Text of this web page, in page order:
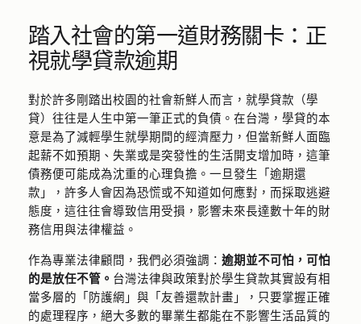
踏入社會的第一道財務關卡：正
視就學貸款逾期
對於許多剛踏出校園的社會新鮮人而言，就學貸款（學
貸）往往是人生中第一筆正式的負債。在台灣，學貸的本
意是為了減輕學生就學期間的經濟壓力，但當新鮮人面臨
起薪不如預期、失業或是突發性的生活開支增加時，這筆
債務便可能成為沈重的心理負擔。一旦發生「逾期還
款」，許多人會因為恐慌或不知道如何應對，而採取逃避
態度，這往往會導致信用受損，影響未來長達數十年的財
務信用與法律權益。
作為專業法律顧問，我們必須強調： 逾期並不可怕，可怕
的是放任不管。 台灣法律與政策對於學生貸款其實設有相
當多層的「防護網」與「友善還款計畫」，只要掌握正確
的處理程序，絕大多數的畢業生都能在不影響生活品質的